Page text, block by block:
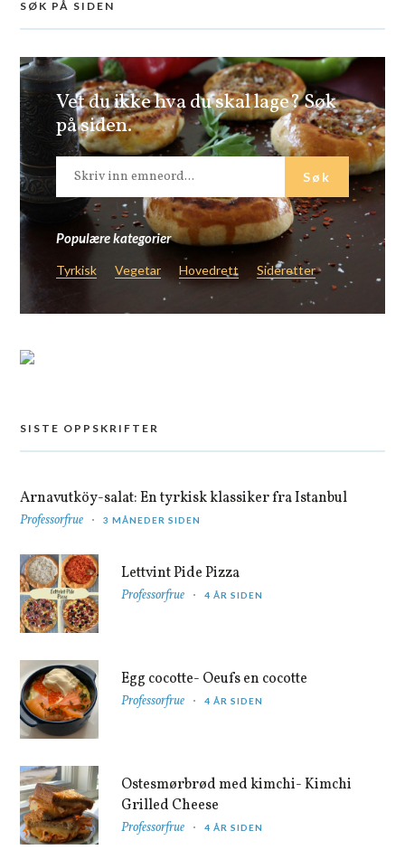
SØK PÅ SIDEN
Vet du ikke hva du skal lage? Søk
på siden.
Populære kategorier
Tyrkisk Vegetar Hovedrett Sideretter
SISTE OPPSKRIFTER
Arnavutköy-salat: En tyrkisk klassiker fra Istanbul
Professorfrue 3 MÅNEDER SIDEN
Lettvint Pide Pizza
Professorfrue 4 ÅR SIDEN
Egg cocotte- Oeufs en cocotte
Professorfrue 4 ÅR SIDEN
Ostesmørbrød med kimchi- Kimchi
Grilled Cheese
Professorfrue 4 ÅR SIDEN